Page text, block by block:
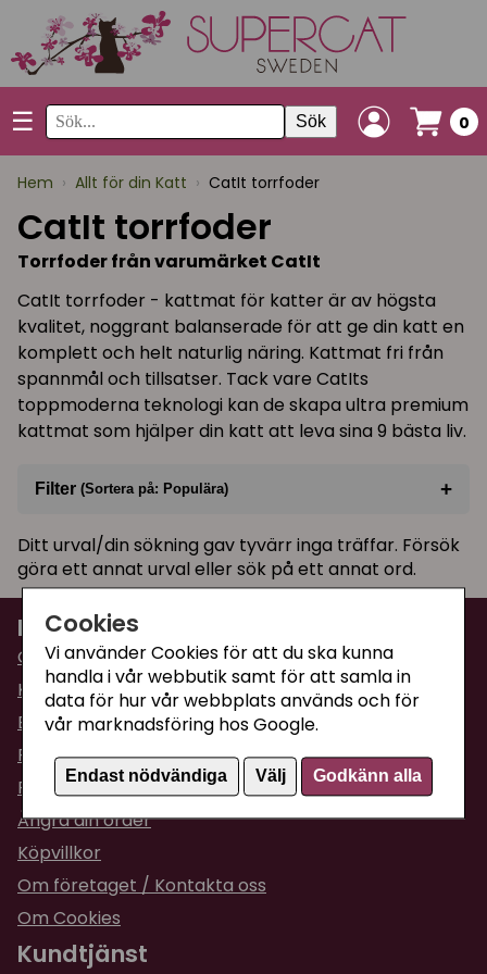
Cookies
Vi använder Cookies för att du ska kunna
handla i vår webbutik samt för att samla in
data för hur vår webbplats används och för
vår marknadsföring hos Google.
Endast nödvändiga Välj Godkänn alla
☰ Sök 0
Hem › Allt för din Katt › CatIt torrfoder
CatIt torrfoder
Torrfoder från varumärket CatIt
CatIt torrfoder - kattmat för katter är av högsta
kvalitet, noggrant balanserade för att ge din katt en
komplett och helt naturlig näring. Kattmat fri från
spannmål och tillsatser. Tack vare CatIts
toppmoderna teknologi kan de skapa ultra premium
kattmat som hjälper din katt att leva sina 9 bästa liv.
Filter (Sortera på: Populära) +
Sortera på(Populära)
I lager
Ditt urval/din sökning gav tyvärr inga träffar. Försök
göra ett annat urval eller sök på ett annat ord.
Information
Om Supercat
Kattguiden
Butiken i Umeå
Fraktpriser & leveranser
Returinformation
Ångra din order
Köpvillkor
Om företaget / Kontakta oss
Om Cookies
Kundtjänst